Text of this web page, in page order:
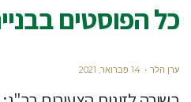
כל הפוסטים ב
ערן הלר 14 פברואר, 2021